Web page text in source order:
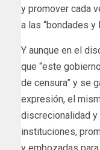
y promover cada
a las “bondades y
Y aunque en el
que “este
de censura” y se
expresión, el
discrecionalidad
instituciones,